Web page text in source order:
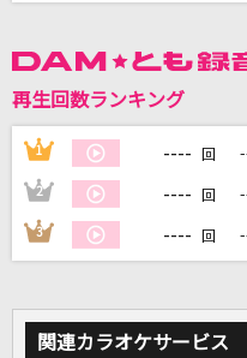
自宅でカ
再生回数ランキング
1 ---- 回
2 ---- 回
3 ---- 回
関連カラオケサービス